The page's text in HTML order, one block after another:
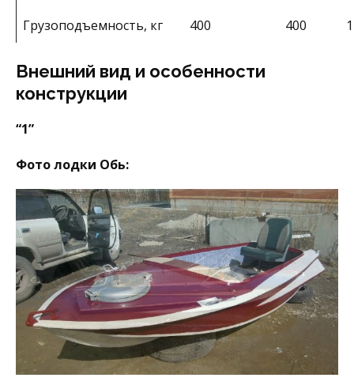
Грузоподъемность, кг 400 400
Внешний вид и особенности
конструкции
“1”
Фото лодки Обь: